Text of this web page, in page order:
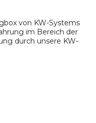
von KW-Systems
im Bereich der
durch unsere KW-